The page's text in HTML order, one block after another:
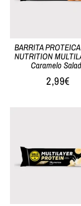
BARRITA
NUTRITION
Caramelo
2,99€